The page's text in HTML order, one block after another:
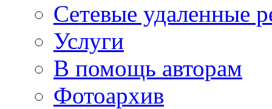
Сетевые удаленные
Услуги
В помощь авторам
Фотоархив